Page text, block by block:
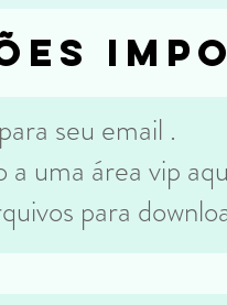
seu email .
uma área vip
para